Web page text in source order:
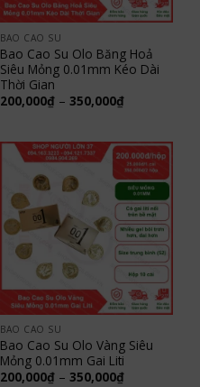
BAO CAO SU
Bao Cao Su Olo Băng Hoả
Siêu Mỏng 0.01mm Kéo Dài
Thời Gian
200,000₫ – 350,000₫Khoảng
đến
350,000₫
BAO CAO SU
Bao Cao Su Olo Vàng Siêu
Mỏng 0.01mm Gai Liti
200,000₫ – 350,000₫Khoảng